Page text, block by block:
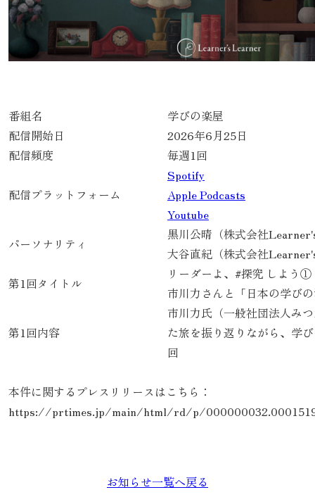
番組名
学びの楽屋
配信開始日
2026年6月25日
配信頻度
毎週1回
配信プラットフォーム
Spotify
Apple Podcasts
Youtube
パーソナリティ
黒川公晴（株式会社
大谷直紀（株式会社
第1回タイトル
リーダーよ、#探究 しよう①
市川力さんと「日本の学び
第1回内容
市川力氏（一般社団法人み
た旅を振り返りながら、学
回
本件に関するプレスリリースはこちら：
https://prtimes.jp/main/html/rd/p/
お知らせ一覧へ戻る